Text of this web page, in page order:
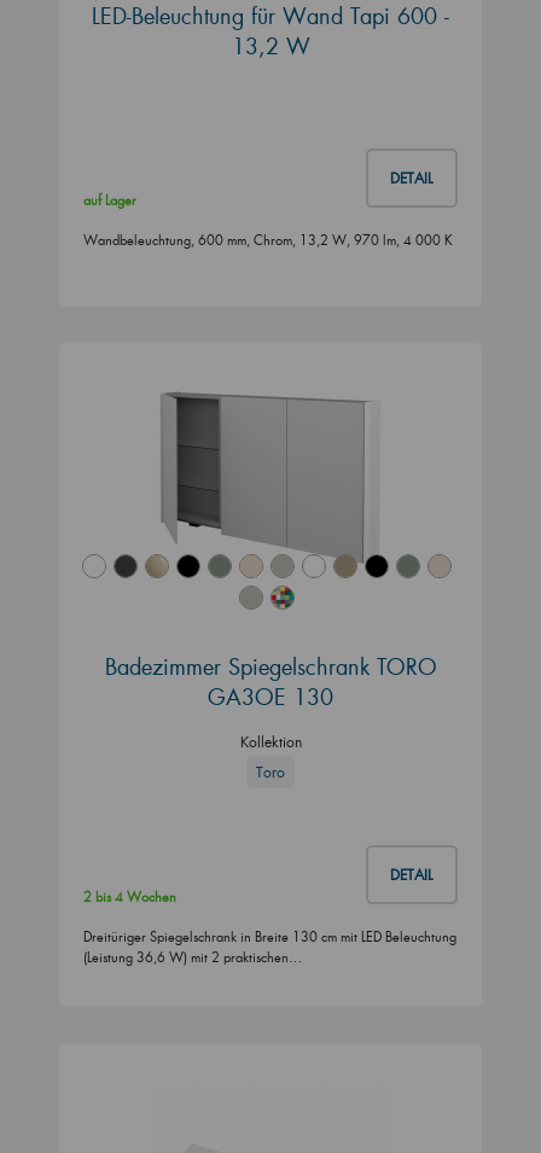
LED-Beleuchtung für Wand Tapi 600 -
13,2 W
DETAIL
auf Lager
Wandbeleuchtung, 600 mm, Chrom, 13,2 W, 970 lm, 4 000 K
Badezimmer Spiegelschrank TORO
GA3OE 130
Kollektion
Toro
DETAIL
2 bis 4 Wochen
Dreitüriger Spiegelschrank in Breite 130 cm mit LED Beleuchtung
(Leistung 36,6 W) mit 2 praktischen…